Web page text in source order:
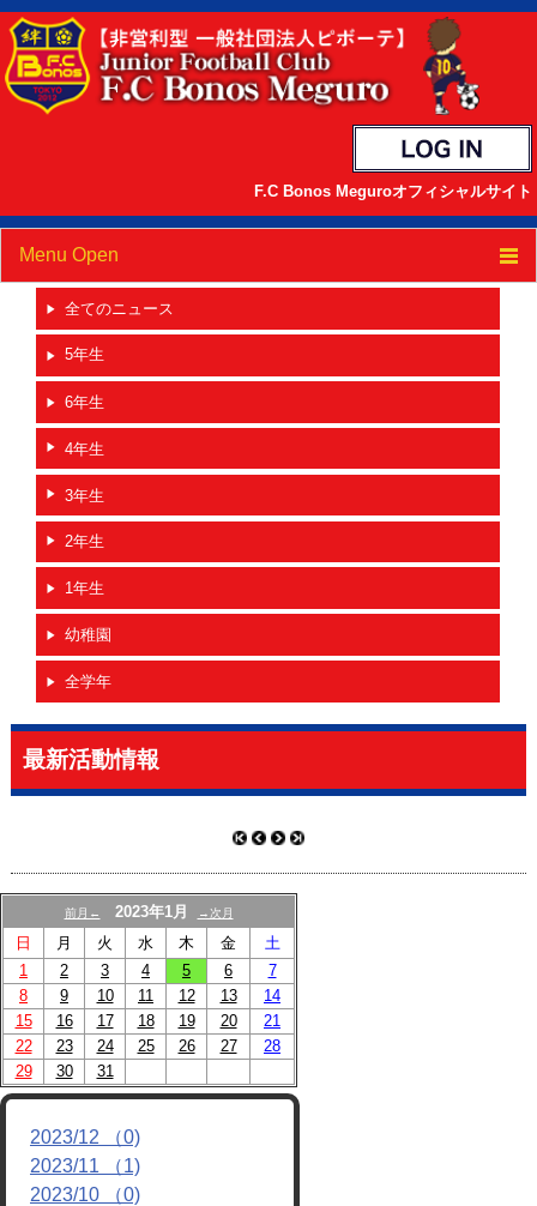
F.C Bonos Meguroオフィシャルサイト
Menu Open
TOP
ニュース
クラブ紹介
スケジュール
選手/スタッフ
ブログ
グラウンドマップ
全てのニュース
5年生
6年生
4年生
3年生
2年生
1年生
幼稚園
全学年
最新活動情報
前月← 2023年1月 →次月
日 月 火 水 木 金
土
1
2 3 4 5 6
7
8
9 10 11 12 13
14
15
16 17 18 19 20
21
22
23 24 25 26 27
28
29
30 31
2023/12 （0)
2023/11 （1)
2023/10 （0)